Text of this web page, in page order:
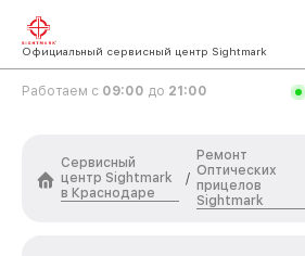
Официальный сервисный центр Sightmark
Работаем с 09:00 до 21:00
Сервисный
центр Sightmark
в Краснодаре
/
Ремонт
Оптических
прицелов
Sightmark